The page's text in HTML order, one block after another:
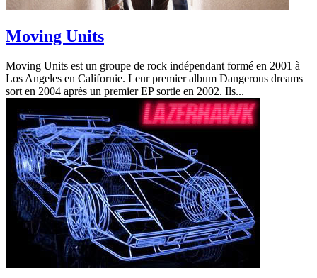
Moving Units
Moving Units est un groupe de rock indépendant formé en 2001 à
Los Angeles en Californie. Leur premier album Dangerous dreams
sort en 2004 après un premier EP sortie en 2002. Ils...